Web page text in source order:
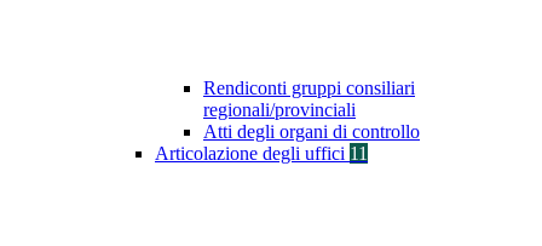
Rendiconti gruppi consiliari
regionali/provinciali
Atti degli organi di controllo
Articolazione degli uffici 11